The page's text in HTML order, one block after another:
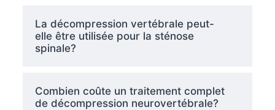
La décompression vertébrale peut-
elle être utilisée pour la sténose
spinale?
Combien coûte un traitement complet
de décompression neurovertébrale?